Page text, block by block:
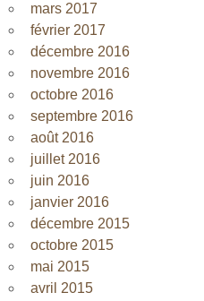
mars 2017
février 2017
décembre 2016
novembre 2016
octobre 2016
septembre 2016
août 2016
juillet 2016
juin 2016
janvier 2016
décembre 2015
octobre 2015
mai 2015
avril 2015